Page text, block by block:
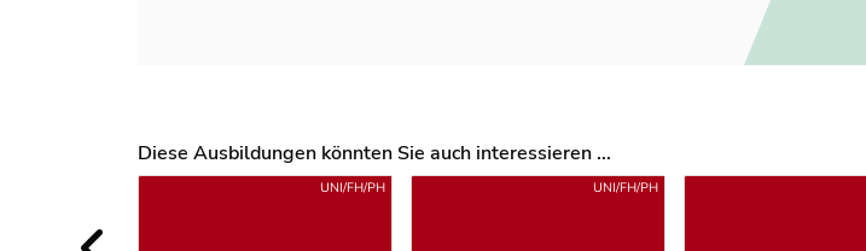
Diese Ausbildungen könnten Sie auch interessieren ...
Uber weitere Ausbildungsvorschläge
UNI/FH/PH UNI/FH/PH